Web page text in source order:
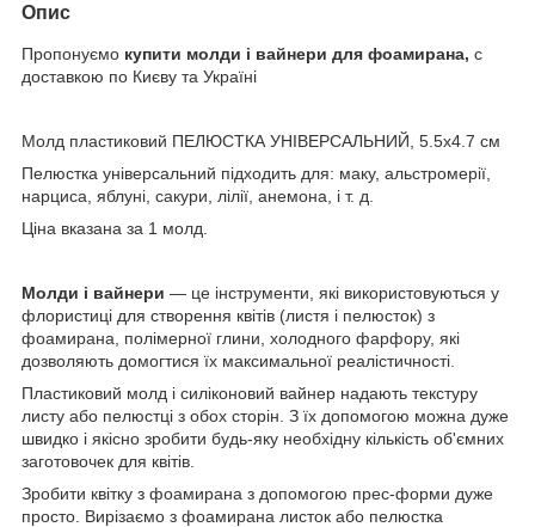
Опис
Пропонуємо купити молди і вайнери для фоамирана, c
доставкою по Києву та Україні
Молд пластиковий ПЕЛЮСТКА УНІВЕРСАЛЬНИЙ, 5.5х4.7 см
Пелюстка універсальний підходить для: маку, альстромерії,
нарциса, яблуні, сакури, лілії, анемона, і т. д.
Ціна вказана за 1 молд.
Молди і вайнери — це інструменти, які використовуються у
флористиці для створення квітів (листя і пелюсток) з
фоамирана, полімерної глини, холодного фарфору, які
дозволяють домогтися їх максимальної реалістичності.
Пластиковий молд і силіконовий вайнер надають текстуру
листу або пелюстці з обох сторін. З їх допомогою можна дуже
швидко і якісно зробити будь-яку необхідну кількість об'ємних
заготовочек для квітів.
Зробити квітку з фоамирана з допомогою прес-форми дуже
просто. Вирізаємо з фоамирана листок або пелюстка